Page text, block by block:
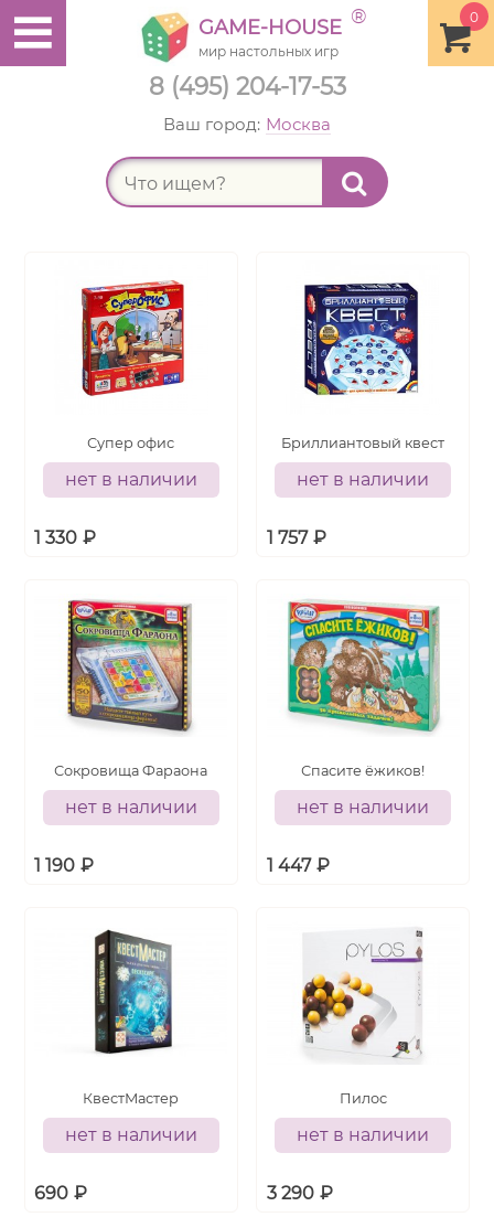
8 (495) 204-17-53
0
GAME-HOUSE ®
мир настольных игр
Ваш город: Москва
Супер офис
нет в наличии
1 330 ₽
Бриллиантовый квест
нет в наличии
1 757 ₽
Сокровища Фараона
нет в наличии
1 190 ₽
Спасите ёжиков!
нет в наличии
1 447 ₽
КвестМастер
нет в наличии
690 ₽
Пилос
нет в наличии
3 290 ₽